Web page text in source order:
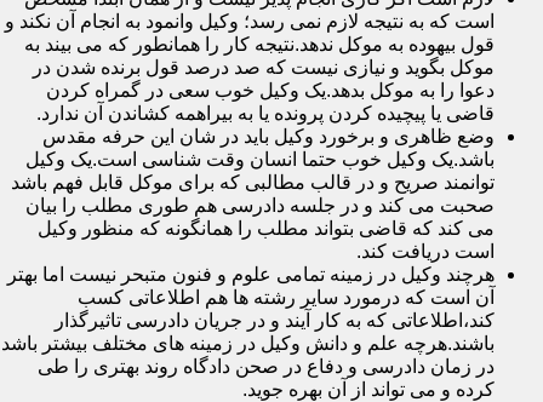
است که به نتیجه لازم نمی رسد؛ وکیل وانمود به انجام آن نکند و
قول بیهوده به موکل ندهد.نتیجه کار را همانطور که می بیند به
موکل بگوید و نیازی نیست که صد درصد قول برنده شدن در
دعوا را به موکل بدهد.یک وکیل خوب سعی در گمراه کردن
قاضی یا پیچیده کردن پرونده یا به بیراهمه کشاندن آن ندارد.
وضع ظاهری و برخورد وکیل باید در شان این حرفه مقدس
باشد.یک وکیل خوب حتما انسان وقت شناسی است.یک وکیل
توانمند صریح و در قالب مطالبی که برای موکل قابل فهم باشد
صحبت می کند و در جلسه دادرسی هم طوری مطلب را بیان
می کند که قاضی بتواند مطلب را همانگونه که منظور وکیل
است دریافت کند.
هرچند وکیل در زمینه تمامی علوم و فنون متبحر نیست اما بهتر
آن است که درمورد سایر رشته ها هم اطلاعاتی کسب
کند،اطلاعاتی که به کار آیند و در جریان دادرسی تاثیرگذار
باشند.هرچه علم و دانش وکیل در زمینه های مختلف بیشتر باشد
در زمان دادرسی و دفاع در صحن دادگاه روند بهتری را طی
کرده و می تواند از آن بهره جوید.